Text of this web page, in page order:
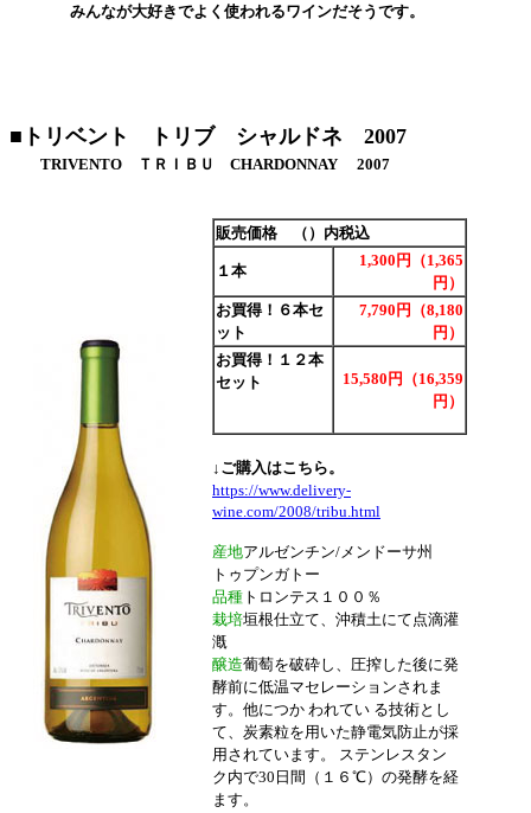
みんなが大好きでよく使われるワインだそうです。
■トリベント トリブ シャルドネ 2007
TRIVENTO ＴＲＩＢＵ CHARDONNAY 2007
販売価格 （）内税込
１本
1,300円（1,365
円）
お買得！６本セ
ット
7,790円（8,180
円）
お買得！１２本
セット
15,580円（16,359
円）
↓ご購入はこちら。
https://www.delivery-
wine.com/2008/tribu.html
産地アルゼンチン/メンドーサ州
トゥプンガトー
品種 トロンテス１００％
栽培垣根仕立て、沖積土にて点滴灌
漑
醸造葡萄を破砕し、圧搾した後に発
酵前に低温マセレーションされま
す。他につか われてい る技術とし
て、炭素粒を用いた静電気防止が採
用されています。 ステンレスタン
ク内で30日間（１６℃）の発酵を経
ます。